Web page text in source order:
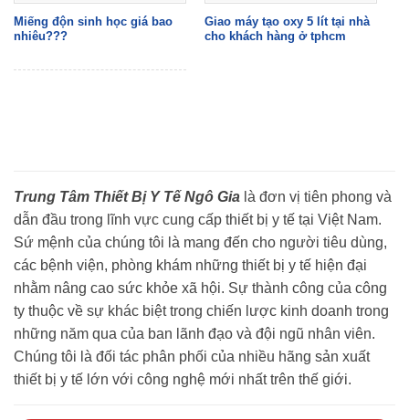
Miếng độn sinh học giá bao
nhiêu???
Giao máy tạo oxy 5 lít tại nhà
cho khách hàng ở tphcm
Trung Tâm Thiết Bị Y Tế Ngô Gia là đơn vị tiên phong và
dẫn đầu trong lĩnh vực cung cấp thiết bị y tế tại Việt Nam.
Sứ mệnh của chúng tôi là mang đến cho người tiêu dùng,
các bệnh viện, phòng khám những thiết bị y tế hiện đại
nhằm nâng cao sức khỏe xã hội. Sự thành công của công
ty thuộc về sự khác biệt trong chiến lược kinh doanh trong
những năm qua của ban lãnh đạo và đội ngũ nhân viên.
Chúng tôi là đối tác phân phối của nhiều hãng sản xuất
thiết bị y tế lớn với công nghệ mới nhất trên thế giới.